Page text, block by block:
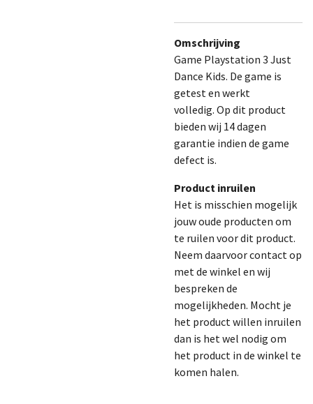
Omschrijving
Game Playstation 3 Just
Dance Kids. De game is
getest en werkt
volledig. Op dit product
bieden wij 14 dagen
garantie indien de game
defect is.
Product inruilen
Het is misschien mogelijk
jouw oude producten om
te ruilen voor dit product.
Neem daarvoor contact op
met de winkel en wij
bespreken de
mogelijkheden. Mocht je
het product willen inruilen
dan is het wel nodig om
het product in de winkel te
komen halen.